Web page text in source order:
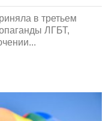
в третьем
ЛГБТ,